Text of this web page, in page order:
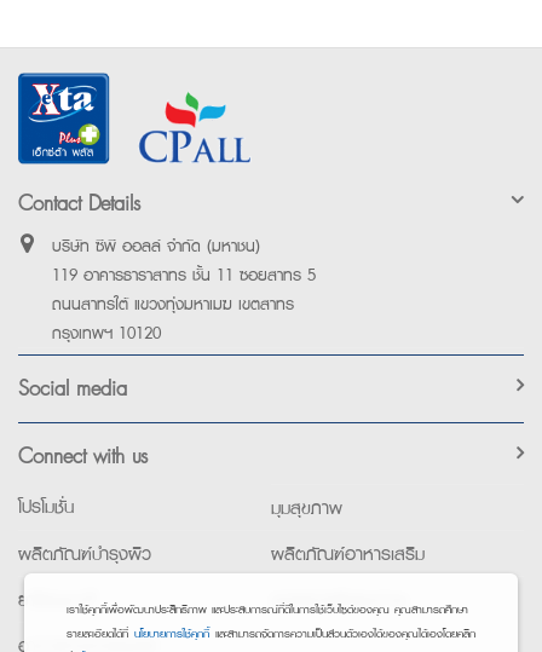
Contact Details
บริษัท ซีพี ออลล์ จำกัด (มหาชน)
119 อาคารธาราสาทร ชั้น 11 ซอยสาทร 5
ถนนสาทรใต้ แขวงทุ่งมหาเมฆ เขตสาทร
กรุงเทพฯ 10120
Social media
Connect with us
โปรโมชั่น
มุมสุขภาพ
ผลิตภัณฑ์บำรุงผิว
ผลิตภัณฑ์อาหารเสริม
ยาใช้เฉพาะที่
อุปกรณ์เพื่อสุขภาพ
เราใช้คุกกี้เพื่อพัฒนาประสิทธิภาพ และประสบการณ์ที่ดีในการใช้เว็บไซต์ของคุณ คุณสามารถศึกษา
รายละเอียดได้ที่ นโยบายการใช้คุกกี้ และสามารถจัดการความเป็นส่วนตัวเองได้ของคุณได้เองโดยคลิก